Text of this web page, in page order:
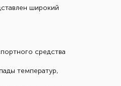
широкий
средства
температур,